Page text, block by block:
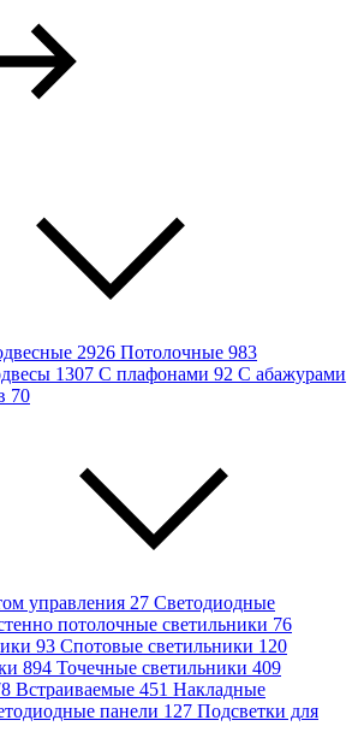
2926 Потолочные 983
1307 С плафонами 92 С абажурами
70
управления 27 Светодиодные
потолочные светильники 76
93 Спотовые светильники 120
894 Точечные светильники 409
Встраиваемые 451 Накладные
панели 127 Подсветки для